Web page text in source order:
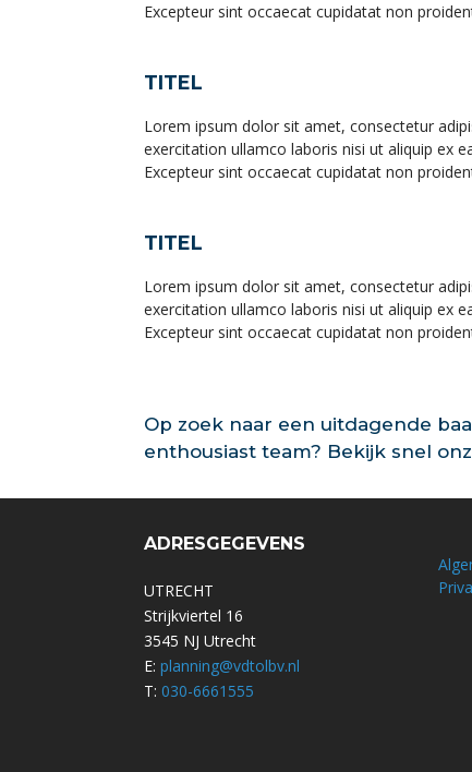
Excepteur sint occaecat cupidatat non
TITEL
Lorem ipsum dolor sit amet, consectetur
exercitation ullamco laboris nisi ut aliquip ex
Excepteur sint occaecat cupidatat non
TITEL
Lorem ipsum dolor sit amet, consectetur
exercitation ullamco laboris nisi ut aliquip ex
Excepteur sint occaecat cupidatat non
Op zoek naar een uitdagende
enthousiast team? Bekijk snel
ADRESGEGEVENS
UTRECHT
Strijkviertel 16
3545 NJ Utrecht
E: planning@vdtolbv.nl
T: 030-6661555